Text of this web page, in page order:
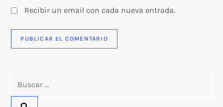
Recibir un email con cada nueva entrada.